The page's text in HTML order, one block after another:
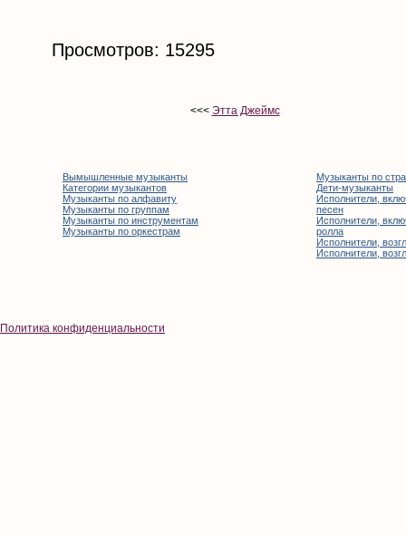
Просмотров: 15295
<<< Этта Джеймс
Вымышленные музыканты
Категории музыкантов
Музыканты по алфавиту
Музыканты по группам
Музыканты по инструментам
Музыканты по оркестрам
Музыканты по
Дети-музыканты
Исполнители,
песен
Исполнители,
ролла
Исполнители,
Исполнители,
Политика конфиденциальности